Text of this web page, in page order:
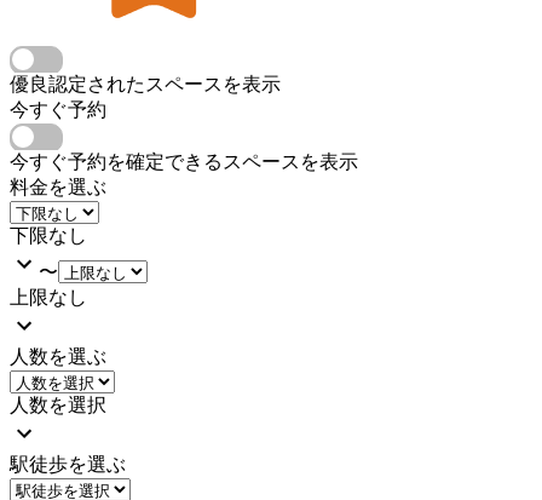
優良認定されたスペースを表示
今すぐ予約
今すぐ予約を確定できるスペースを表示
料金を選ぶ
下限なし
〜
上限なし
人数を選ぶ
人数を選択
駅徒歩を選ぶ